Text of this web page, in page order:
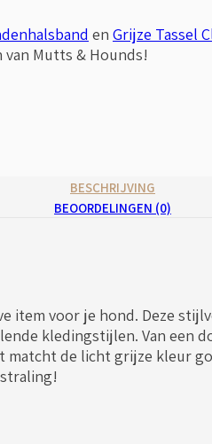
en Grijze Tassel
Mutts & Hounds!
BESCHRIJVING
BEOORDELINGEN (0)
item voor je hond. Deze
kledingstijlen. Van een
de licht grijze kleur